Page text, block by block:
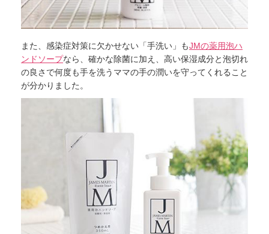
また、感染症対策に欠かせない「手洗い」もJMの薬用泡ハ
ンドソープなら、確かな除菌に加え、高い保湿成分と泡切れ
の良さで何度も手を洗うママの手の潤いを守ってくれること
が分かりました。